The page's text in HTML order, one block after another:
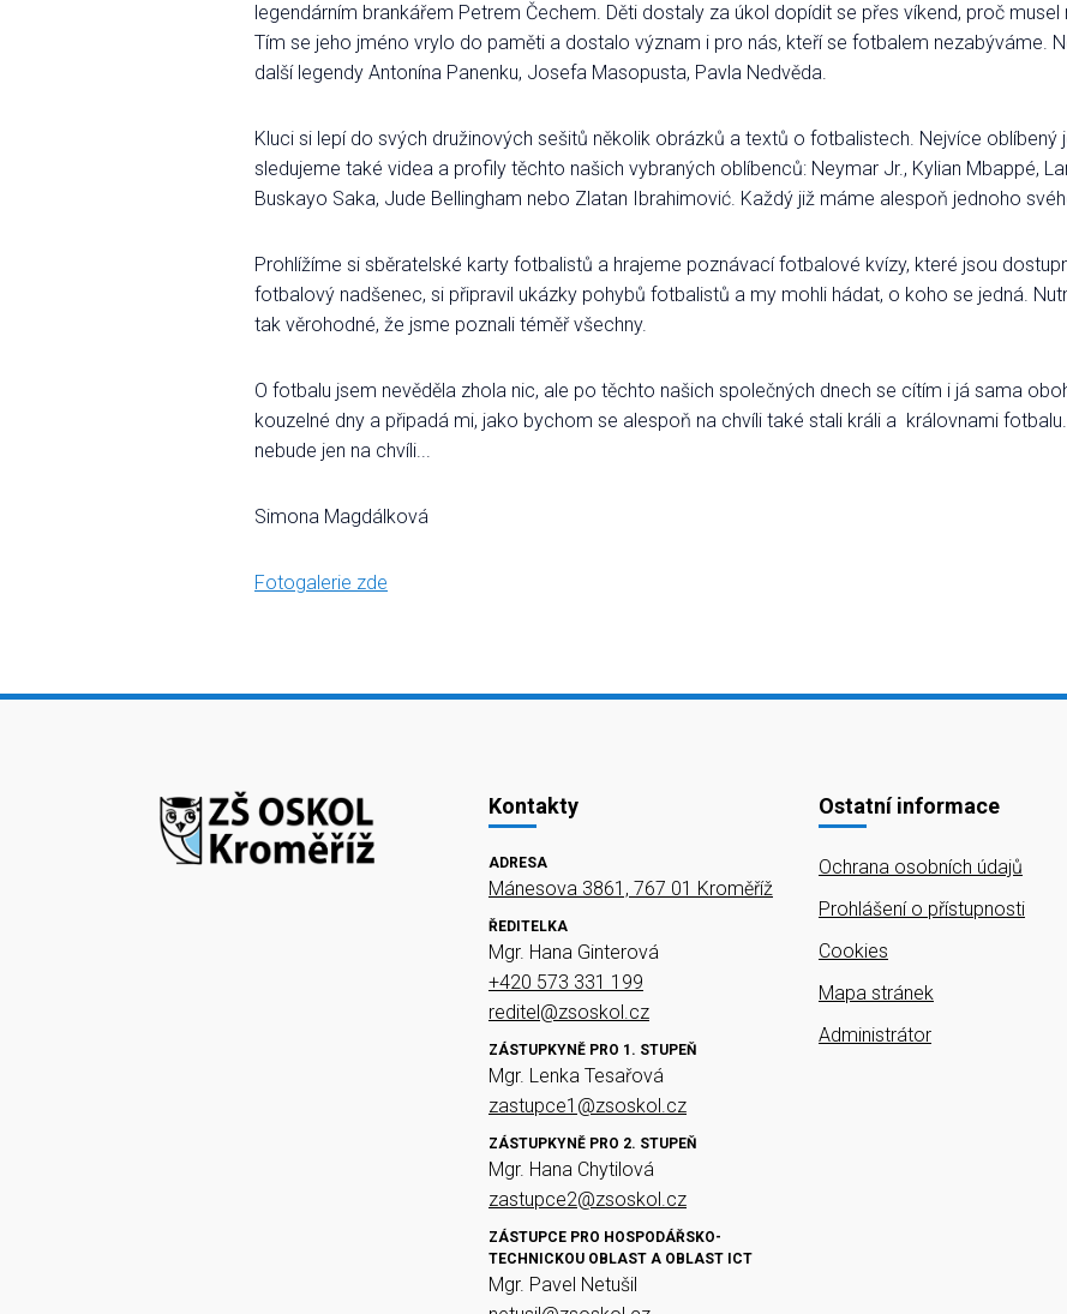
legendárním brankářem Petrem Čechem. Děti dostaly za úkol dopídit se přes víkend, proč musel
Tím se jeho jméno vrylo do paměti a dostalo význam i pro nás, kteří se fotbalem nezabýváme.
další legendy Antonína Panenku, Josefa Masopusta, Pavla Nedvěda.
Kluci si lepí do svých družinových sešitů několik obrázků a textů o fotbalistech. Nejvíce oblíbený
sledujeme také videa a profily těchto našich vybraných oblíbenců: Neymar Jr., Kylian Mbappé,
Buskayo Saka, Jude Bellingham nebo Zlatan Ibrahimović. Každý již máme alespoň jednoho
Prohlížíme si sběratelské karty fotbalistů a hrajeme poznávací fotbalové kvízy, které jsou
fotbalový nadšenec, si připravil ukázky pohybů fotbalistů a my mohli hádat, o koho se jedná.
tak věrohodné, že jsme poznali téměř všechny.
O fotbalu jsem nevěděla zhola nic, ale po těchto našich společných dnech se cítím i já sama
kouzelné dny a připadá mi, jako bychom se alespoň na chvíli také stali králi a královnami
nebude jen na chvíli...
Simona Magdálková
Fotogalerie zde
Kontakty
ADRESA
Mánesova 3861, 767 01 Kroměříž
ŘEDITELKA
Mgr. Hana Ginterová
+420 573 331 199
reditel@zsoskol.cz
ZÁSTUPKYNĚ PRO 1. STUPEŇ
Mgr. Lenka Tesařová
zastupce1@zsoskol.cz
ZÁSTUPKYNĚ PRO 2. STUPEŇ
Mgr. Hana Chytilová
zastupce2@zsoskol.cz
ZÁSTUPCE PRO HOSPODÁŘSKO-
TECHNICKOU OBLAST A OBLAST ICT
Mgr. Pavel Netušil
Ostatní informace
Ochrana osobních údajů
Prohlášení o přístupnosti
Cookies
Mapa stránek
Administrátor